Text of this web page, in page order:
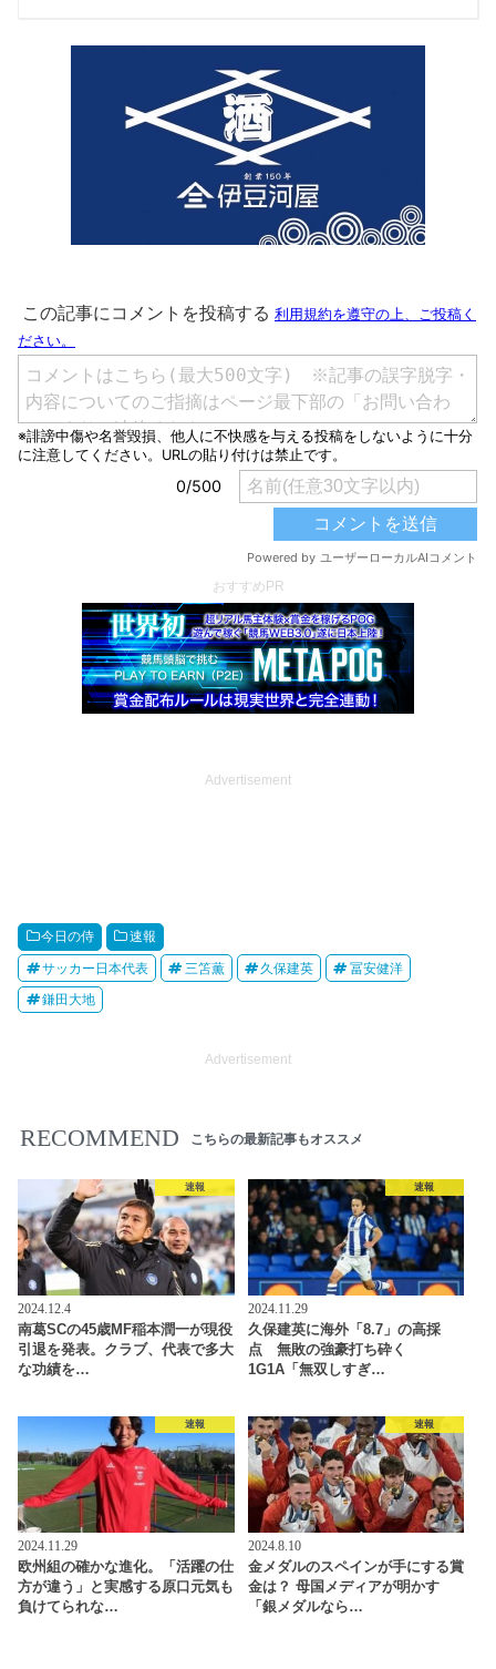
サウスポーが狙う1年
ズ横浜2026】
おすすめPR
Advertisement
今日の侍 速報
サッカー日本代表 三笘薫 久保建英 冨安健洋
鎌田大地
Advertisement
RECOMMEND こちらの最新記事もオススメ
速報
2024.12.4
南葛SCの45歳MF稲本潤一が現役
引退を発表。クラブ、代表で多大
な功績を…
速報
2024.11.29
久保建英に海外「8.7」の高採
点 無敗の強豪打ち砕く
1G1A「無双しすぎ…
速報
2024.11.29
欧州組の確かな進化。「活躍の仕
方が違う」と実感する原口元気も
負けてられな…
速報
2024.8.10
金メダルのスペインが手にする賞
金は？ 母国メディアが明かす
「銀メダルなら…